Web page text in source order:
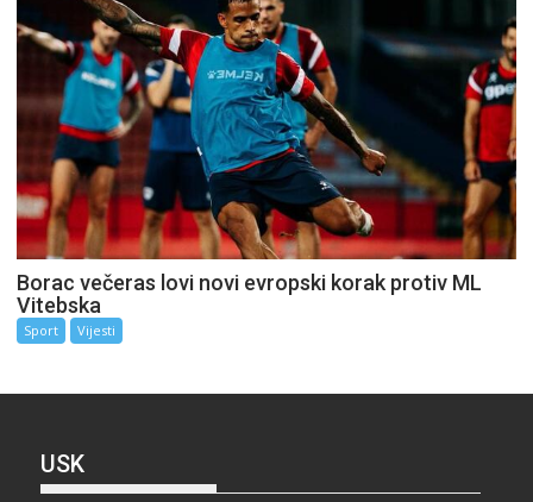
Borac večeras lovi novi evropski korak protiv ML
Vitebska
Sport Vijesti
USK